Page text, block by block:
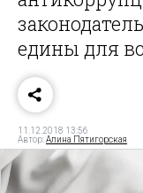
едины для
11.12.2018 13:56
Автор:Алина Пятигорская